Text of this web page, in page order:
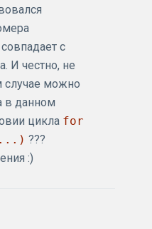
с
И честно, не
можно
в данном
цикла for
???
:)